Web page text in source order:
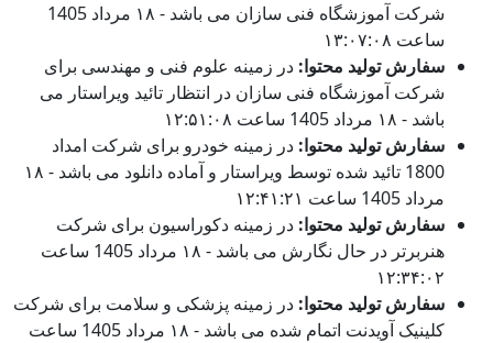
شرکت آموزشگاه فنی سازان می باشد - ۱۸ مرداد 1405
ساعت ۱۳:۰۷:۰۸
سفارش تولید محتوا: در زمینه علوم فنی و مهندسی برای
شرکت آموزشگاه فنی سازان در انتظار تائید ویراستار می
باشد - ۱۸ مرداد 1405 ساعت ۱۲:۵۱:۰۸
سفارش تولید محتوا: در زمینه خودرو برای شرکت امداد
1800 تائید شده توسط ویراستار و آماده دانلود می باشد - ۱۸
مرداد 1405 ساعت ۱۲:۴۱:۲۱
سفارش تولید محتوا: در زمینه دکوراسیون برای شرکت
هنربرتر در حال نگارش می باشد - ۱۸ مرداد 1405 ساعت
۱۲:۳۴:۰۲
سفارش تولید محتوا: در زمینه پزشکی و سلامت برای شرکت
کلینیک آویدنت اتمام شده می باشد - ۱۸ مرداد 1405 ساعت